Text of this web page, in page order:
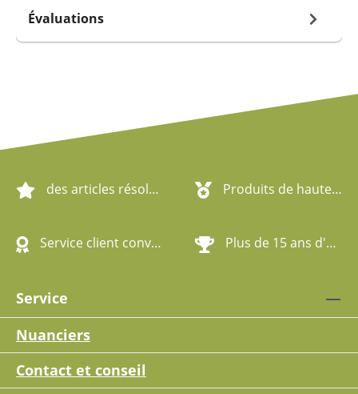
Évaluations
des articles résolument écologiques Produits de haute qualité
Service client convivial Plus de 15 ans d'expérience
Service
Nuanciers
Contact et conseil